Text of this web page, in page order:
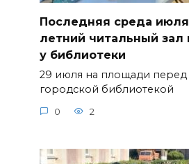
Последняя среда
летний читальный
у библиотеки
29 июля на площади перед
городской библиотекой
0 2